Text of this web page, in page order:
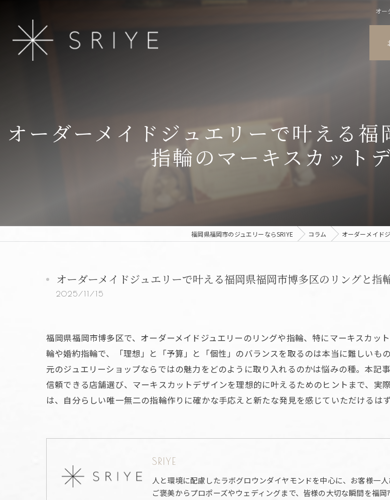
オー
オーダーメイドジュエリーで叶える福
指輪のマーキスカット
福岡県福岡市のジュエリーならSRIYE コラム オーダーメイド
オーダーメイドジュエリーで叶える福岡県福岡市博多区のリングと指
2025/11/15
福岡県福岡市博多区で、オーダーメイドジュエリーのリングや指輪、特にマーキスカッ
輪や婚約指輪で、「理想」と「予算」と「個性」のバランスを取るのは本当に難しいも
元のジュエリーショップならではの魅力をどのように取り入れるのかは悩みの種。本記
信頼できる店舗選び、マーキスカットデザインを理想的に叶えるためのヒントまで、実
は、自分らしい唯一無二の指輪作りに確かな手応えと新たな発見を感じていただけるはず
SRIYE
人と環境に配慮したラボグロウンダイヤモンドを中心に、お客様一
ご褒美からプロポーズやウェディングまで、皆様の大切な瞬間を福岡